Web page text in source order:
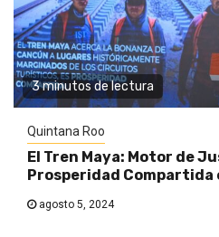
3 minutos de lectura
Quintana Roo
El Tren Maya: Motor de
Prosperidad Compartida
agosto 5, 2024